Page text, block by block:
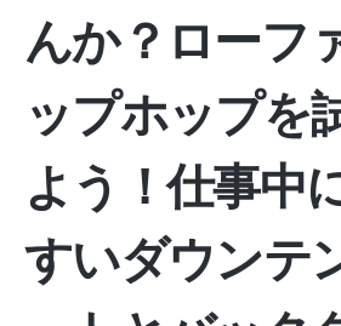
んか？ローフ
ップホップを
よう！仕事中
すいダウンテ